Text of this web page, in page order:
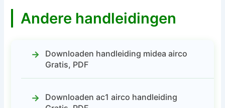
Andere handleidingen
Downloaden handleiding midea airco
Gratis, PDF
Downloaden ac1 airco handleiding